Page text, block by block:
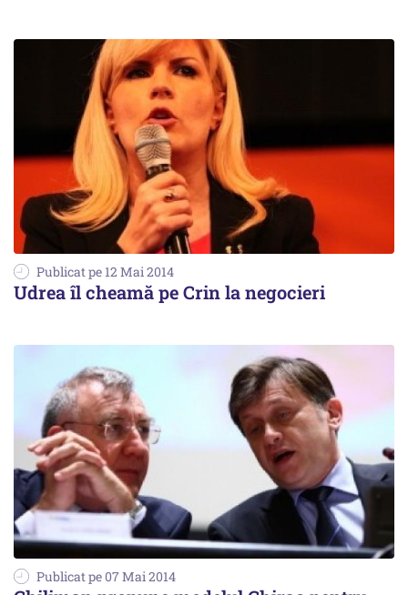
Publicat pe 12 Mai 2014
Udrea îl cheamă pe Crin la negocieri
Publicat pe 07 Mai 2014